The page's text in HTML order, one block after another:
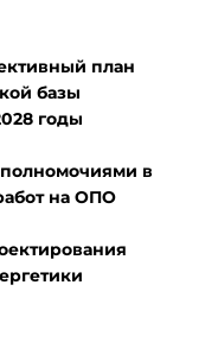
план
базы
годы
в
на ОПО